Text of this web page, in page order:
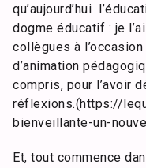
qu’aujourd’hui
dogme éducatif : je
collègues à
d’animation
compris, pour l’avoir
réflexions.(https://
bienveillante-un-
Et, tout commence